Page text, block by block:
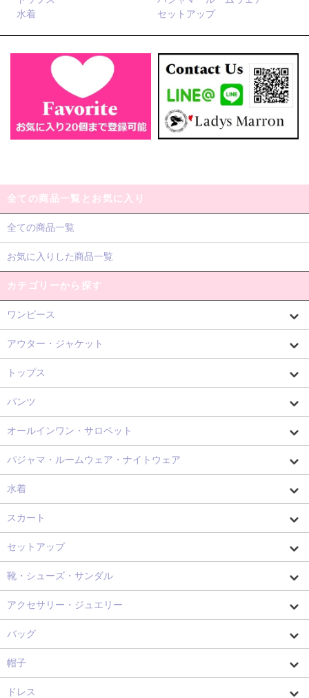
水着
セットアップ
全ての商品一覧とお気に入り
全ての商品一覧
お気に入りした商品一覧
カテゴリーから探す
ワンピース
アウター・ジャケット
トップス
パンツ
オールインワン・サロペット
パジャマ・ルームウェア・ナイトウェア
水着
スカート
セットアップ
靴・シューズ・サンダル
アクセサリー・ジュエリー
バッグ
帽子
ドレス